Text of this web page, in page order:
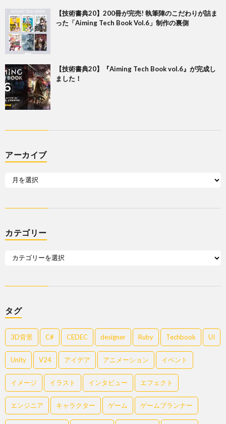
【技術書典20】200冊が完売! 執筆陣のこだわりが詰ま
った「Aiming Tech Book Vol.6」制作の裏側
【技術書典20】『Aiming Tech Book vol.6』が完成し
ました！
アーカイブ
カテゴリー
タグ
3D背景 C# CEDEC designer Ruby Techbook UI
Unity V24 アイデア アニメーション イベント
イメージ イラスト インタビュー エフェクト
エンジニア キャラクター ゲーム ゲームプランナー